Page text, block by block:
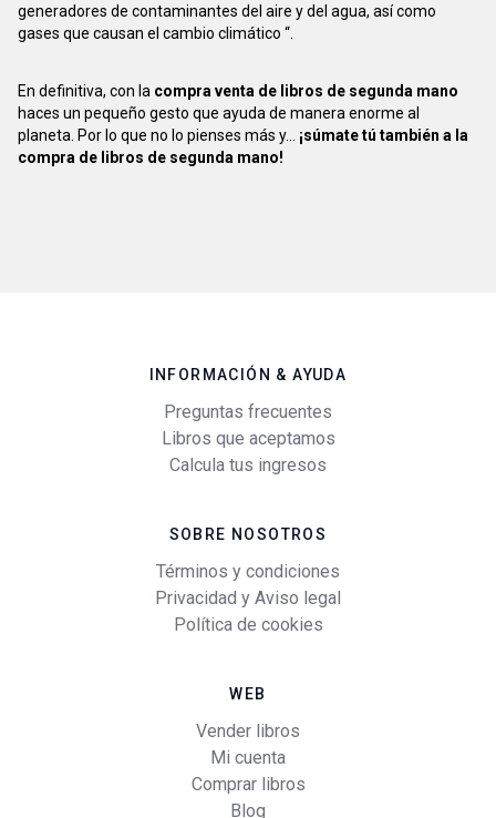
generadores de contaminantes del aire y del agua, así como
gases que causan el cambio climático “.
En definitiva, con la compra venta de libros de segunda mano
haces un pequeño gesto que ayuda de manera enorme al
planeta. Por lo que no lo pienses más y... ¡súmate tú también a la
compra de libros de segunda mano!
INFORMACIÓN & AYUDA
Preguntas frecuentes
Libros que aceptamos
Calcula tus ingresos
SOBRE NOSOTROS
Términos y condiciones
Privacidad y Aviso legal
Política de cookies
WEB
Vender libros
Mi cuenta
Comprar libros
Blog